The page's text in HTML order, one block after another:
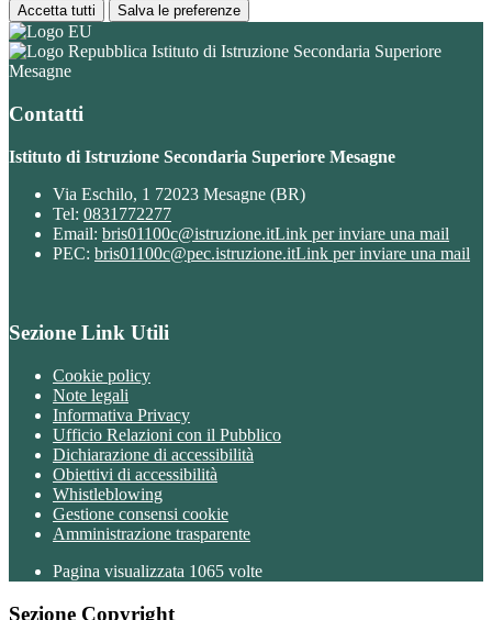
Accetta tutti Salva le preferenze
Istituto di Istruzione Secondaria Superiore
Mesagne
Contatti
Istituto di Istruzione Secondaria Superiore Mesagne
Via Eschilo, 1 72023 Mesagne (BR)
Tel: 0831772277
Email: bris01100c@istruzione.itLink per inviare una mail
PEC: bris01100c@pec.istruzione.itLink per inviare una mail
Sezione Link Utili
Cookie policy
Note legali
Informativa Privacy
Ufficio Relazioni con il Pubblico
Dichiarazione di accessibilità
Obiettivi di accessibilità
Whistleblowing
Gestione consensi cookie
Amministrazione trasparente
Pagina visualizzata 1065 volte
Sezione Copyright